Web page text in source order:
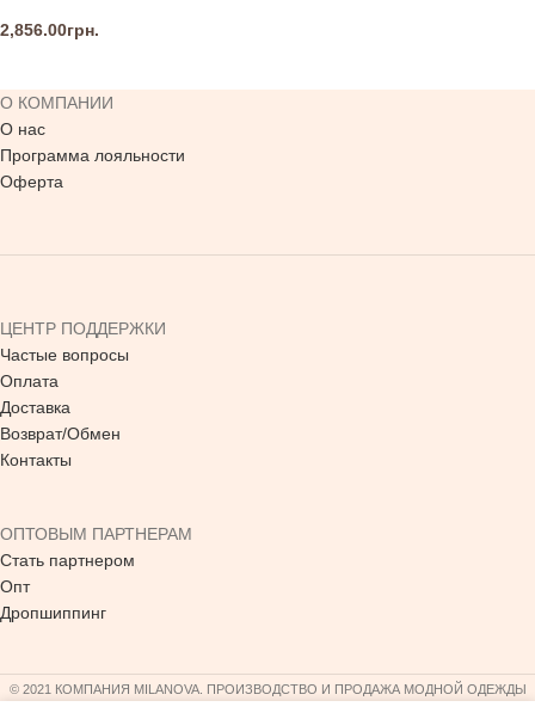
2,856.00грн.
О КОМПАНИИ
О нас
Программа лояльности
Оферта
ЦЕНТР ПОДДЕРЖКИ
Частые вопросы
Оплата
Доставка
Возврат/Обмен
Контакты
ОПТОВЫМ ПАРТНЕРАМ
Стать партнером
Опт
Дропшиппинг
© 2021 КОМПАНИЯ MILANOVA. ПРОИЗВОДСТВО И ПРОДАЖА МОДНОЙ ОДЕЖДЫ